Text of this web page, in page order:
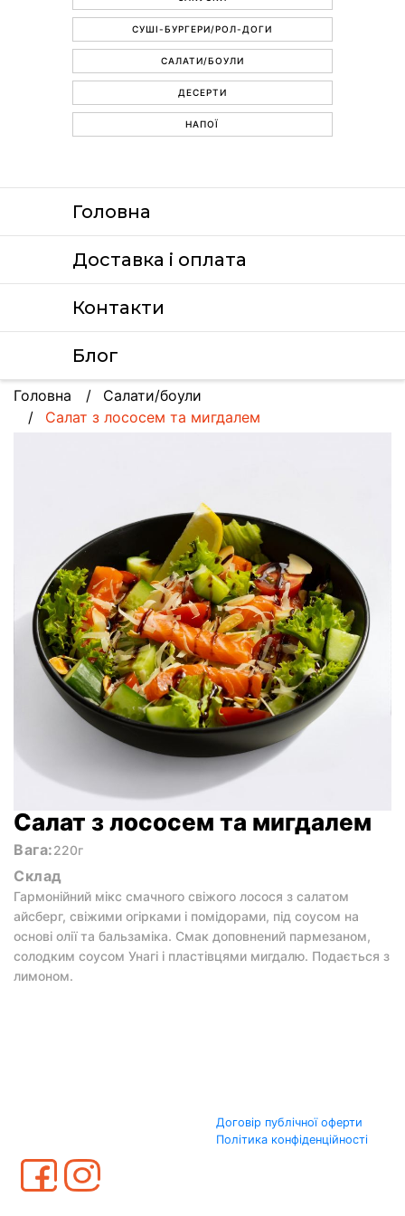
СУШІ-БУРГЕРИ/РОЛ-ДОГИ
САЛАТИ/БОУЛИ
ДЕСЕРТИ
НАПОЇ
Головна
Доставка i оплата
Контакти
Блог
Головна
Салати/боули
Cалат з лососем та мигдалем
Cалат з лососем та мигдалем
Вага:220г
Склад
Гармонійний мікс смачного свіжого лосося з салатом
айсберг, свіжими огірками і помідорами, під соусом на
основі олії та бальзаміка. Смак доповнений пармезаном,
солодким соусом Унагі і пластівцями мигдалю. Подається з
лимоном.
Договір публічної оферти
Політика конфіденційності